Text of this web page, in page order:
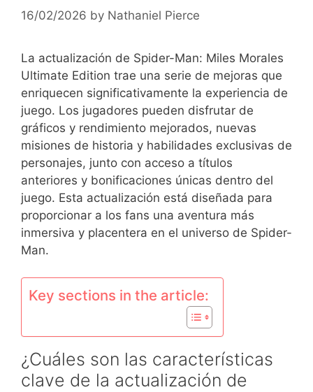
16/02/2026 by Nathaniel Pierce
La actualización de Spider-Man: Miles Morales
Ultimate Edition trae una serie de mejoras que
enriquecen significativamente la experiencia de
juego. Los jugadores pueden disfrutar de
gráficos y rendimiento mejorados, nuevas
misiones de historia y habilidades exclusivas de
personajes, junto con acceso a títulos
anteriores y bonificaciones únicas dentro del
juego. Esta actualización está diseñada para
proporcionar a los fans una aventura más
inmersiva y placentera en el universo de Spider-
Man.
Key sections in the article:
¿Cuáles son las características
clave de la actualización de